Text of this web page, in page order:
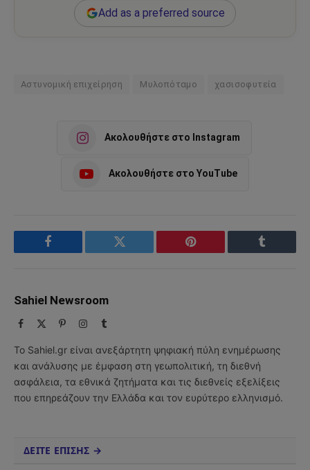
Add as a preferred source
Αστυνομική επιχείρηση Μυλοπόταμο χασισοφυτεία
Ακολουθήστε στο Instagram
Ακολουθήστε στο YouTube
Facebook Twitter Pinterest Tumblr
Sahiel Newsroom
Facebook PinterestInstagram
Tumblr
Το Sahiel.gr είναι ανεξάρτητη ψηφιακή πύλη ενημέρωσης
και ανάλυσης με έμφαση στη γεωπολιτική, τη διεθνή
ασφάλεια, τα εθνικά ζητήματα και τις διεθνείς εξελίξεις
που επηρεάζουν την Ελλάδα και τον ευρύτερο ελληνισμό.
ΔΕΙΤΕ ΕΠΙΣΗΣ →